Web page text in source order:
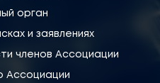
орган
и заявлениях
членов Ассоциации
Ассоциации